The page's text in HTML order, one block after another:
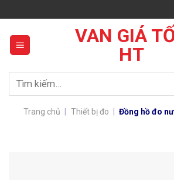
to
content
VAN GIÁ
HT
Tìm
Trang chủ Thiết bị đo Đồng hồ đo